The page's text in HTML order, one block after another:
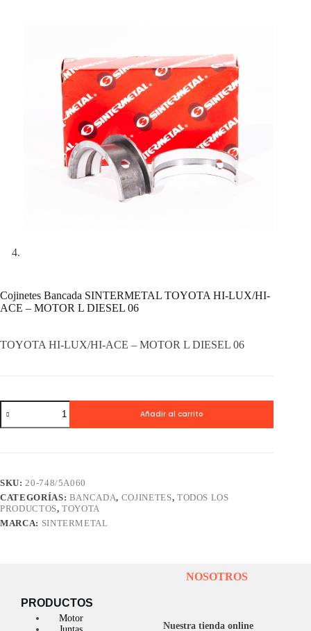
Cojinetes Bancada SINTERMETAL TOYOTA HI-LUX/HI-
ACE – MOTOR L DIESEL 06
TOYOTA HI-LUX/HI-ACE – MOTOR L DIESEL 06
Cojinetes
Bancada
SINTERMETAL
-
MOTOR
L
DIESEL
Añadir al carrito
SKU: 20-748/5A060
CATEGORÍAS: BANCADA, COJINETES, TODOS LOS
PRODUCTOS,TOYOTA
MARCA: SINTERMETAL
PRODUCTOS
Motor
Juntas
NOSOTROS
Nuestra tienda online